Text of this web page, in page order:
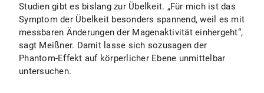
Studien gibt es bislang zur Übelkeit. „Für mich ist das
Symptom der Übelkeit besonders spannend, weil es mit
messbaren Änderungen der Magenaktivität einhergeht“,
sagt Meißner. Damit lasse sich sozusagen der
Phantom-Effekt auf körperlicher Ebene unmittelbar
untersuchen.